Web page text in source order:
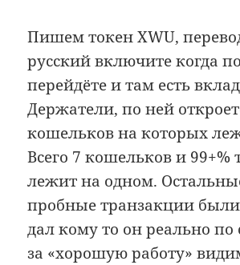
Пишем токен XWU,
русский включите когда
перейдёте и там есть
Держатели, по ней
кошельков на которых
Всего 7 кошельков и 99+%
лежит на одном.
пробные транзакции
дал кому то он реально по
за «хорошую работу»